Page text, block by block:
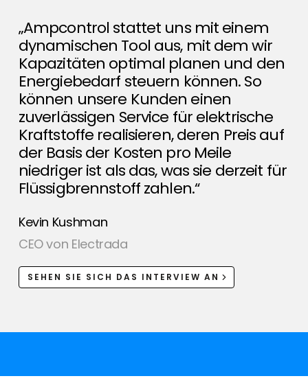
„Ampcontrol stattet uns mit einem
dynamischen Tool aus, mit dem wir
Kapazitäten optimal planen und den
Energiebedarf steuern können. So
können unsere Kunden einen
zuverlässigen Service für elektrische
Kraftstoffe realisieren, deren Preis auf
der Basis der Kosten pro Meile
niedriger ist als das, was sie derzeit für
Flüssigbrennstoff zahlen.“
Kevin Kushman
CEO von Electrada
SEHEN SIE SICH DAS INTERVIEW AN